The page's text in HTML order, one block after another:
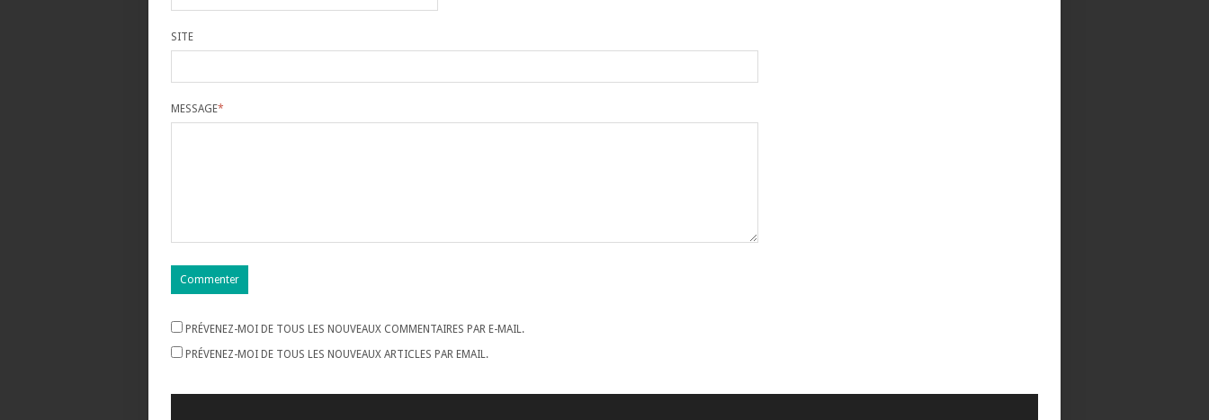
SITE
MESSAGE*
PRÉVENEZ-MOI DE TOUS LES NOUVEAUX COMMENTAIRES PAR E-MAIL.
PRÉVENEZ-MOI DE TOUS LES NOUVEAUX ARTICLES PAR EMAIL.